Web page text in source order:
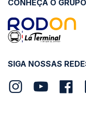
SIGA NOSSAS
CONHEÇA O